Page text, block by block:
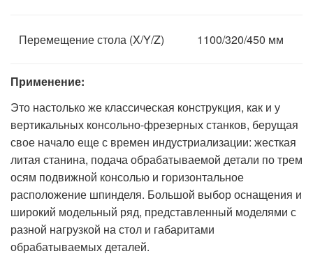
Перемещение стола (X/Y/Z) 1100/320/450 мм
Применение:
Это настолько же классическая конструкция, как и у
вертикальных консольно-фрезерных станков, берущая
свое начало еще с времен индустриализации: жесткая
литая станина, подача обрабатываемой детали по трем
осям подвижной консолью и горизонтальное
расположение шпинделя. Большой выбор оснащения и
широкий модельный ряд, представленный моделями с
разной нагрузкой на стол и габаритами
обрабатываемых деталей.